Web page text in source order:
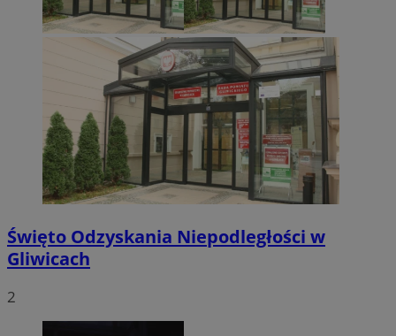
Święto Odzyskania Niepodległości w
Gliwicach
2